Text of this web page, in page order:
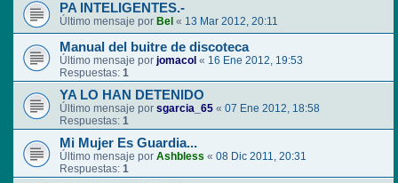
PA INTELIGENTES.-
Último mensaje por Bel « 13 Mar 2012, 20:11
Manual del buitre de discoteca
Último mensaje por jomacol « 16 Ene 2012, 19:53
Respuestas: 1
YA LO HAN DETENIDO
Último mensaje por sgarcia_65 « 07 Ene 2012, 18:58
Respuestas: 1
Mi Mujer Es Guardia...
Último mensaje por Ashbless « 08 Dic 2011, 20:31
Respuestas: 1